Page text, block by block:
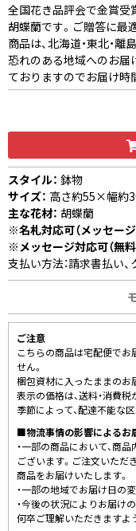
全国花き品評会で金賞受
胡蝶蘭です。ご贈答に最
商品は、北海道・東北・離
恐れのある地域へのお届
ておりますのでお届け時
スタイル： 鉢物
サイズ： 高さ約55×幅約
主な花材： 胡蝶蘭
※名札対応可（メッセー
※メッセージ対応可（無
支払い方法：請求書払い
ご注意
こちらの商品は宅配便で
せん。
梱包資材に入ったままのお
表示の価格は、送料・消費税
季節によって、配達不能な
■物流事情の影響によるお
・一部の商品において、商
ございます。ご注文いた
商品をお届けいたします。
・一部の地域でお届け日の
・今後の状況によりお届け
何卒ご理解いただきますよ